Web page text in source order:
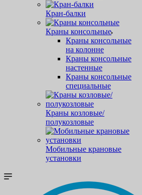
Кран-балки
Краны консольные
Краны консольные
на колонне
Краны консольные
настенные
Краны консольные
специальные
Краны козловые/
полукозловые
Мобильные крановые
установки